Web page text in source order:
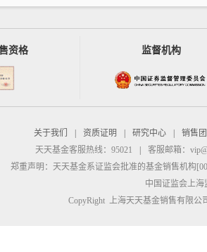
资格 监督机构
关于我们 资质证明 研究中心
销售
天天基金客服热线：95021
客服邮箱：
郑重声明： 天天基金系证监会批准的基金销售机构
中国证监会上
CopyRight 上海天天基金销售有限